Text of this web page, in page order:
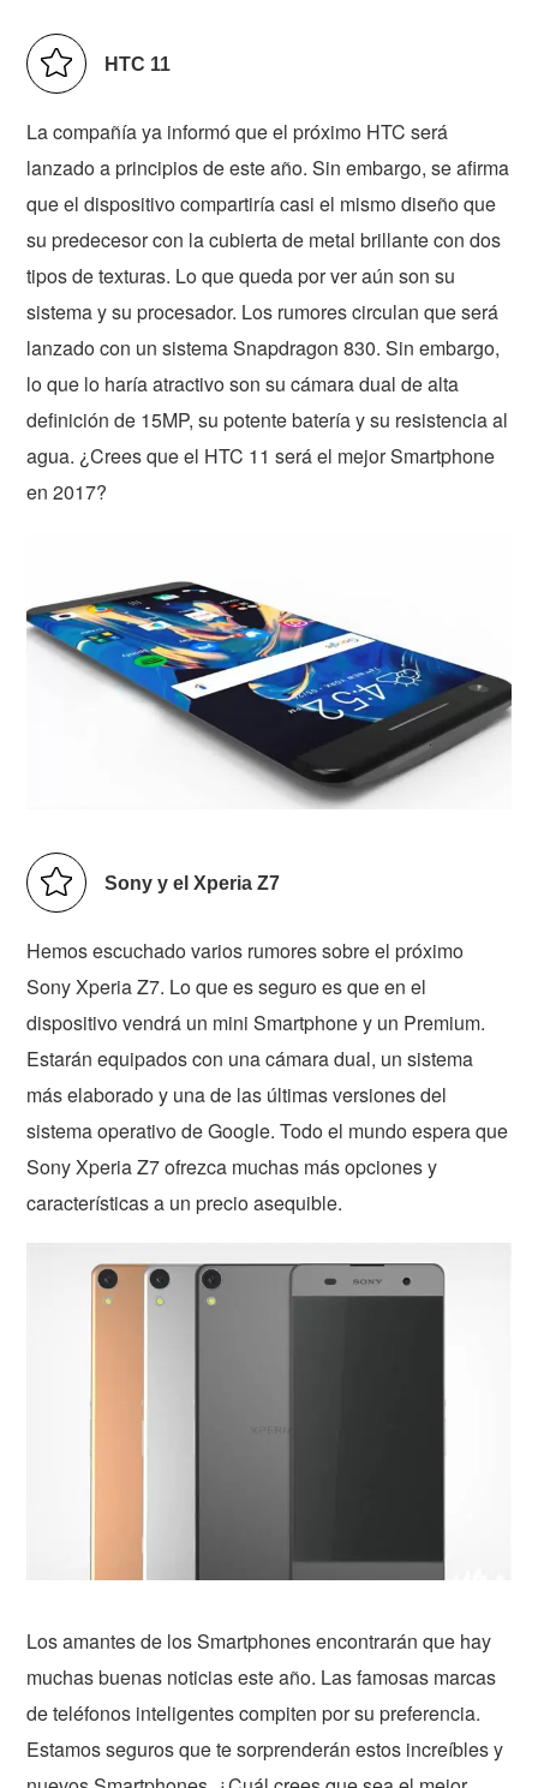
HTC 11
La compañía ya informó que el próximo HTC será
lanzado a principios de este año. Sin embargo, se afirma
que el dispositivo compartiría casi el mismo diseño que
su predecesor con la cubierta de metal brillante con dos
tipos de texturas. Lo que queda por ver aún son su
sistema y su procesador. Los rumores circulan que será
lanzado con un sistema Snapdragon 830. Sin embargo,
lo que lo haría atractivo son su cámara dual de alta
definición de 15MP, su potente batería y su resistencia al
agua. ¿Crees que el HTC 11 será el mejor Smartphone
en 2017?
Sony y el Xperia Z7
Hemos escuchado varios rumores sobre el próximo
Sony Xperia Z7. Lo que es seguro es que en el
dispositivo vendrá un mini Smartphone y un Premium.
Estarán equipados con una cámara dual, un sistema
más elaborado y una de las últimas versiones del
sistema operativo de Google. Todo el mundo espera que
Sony Xperia Z7 ofrezca muchas más opciones y
características a un precio asequible.
Los amantes de los Smartphones encontrarán que hay
muchas buenas noticias este año. Las famosas marcas
de teléfonos inteligentes compiten por su preferencia.
Estamos seguros que te sorprenderán estos increíbles y